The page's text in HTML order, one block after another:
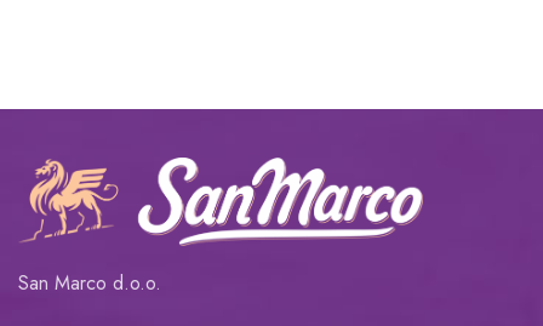
San Marco d.o.o.